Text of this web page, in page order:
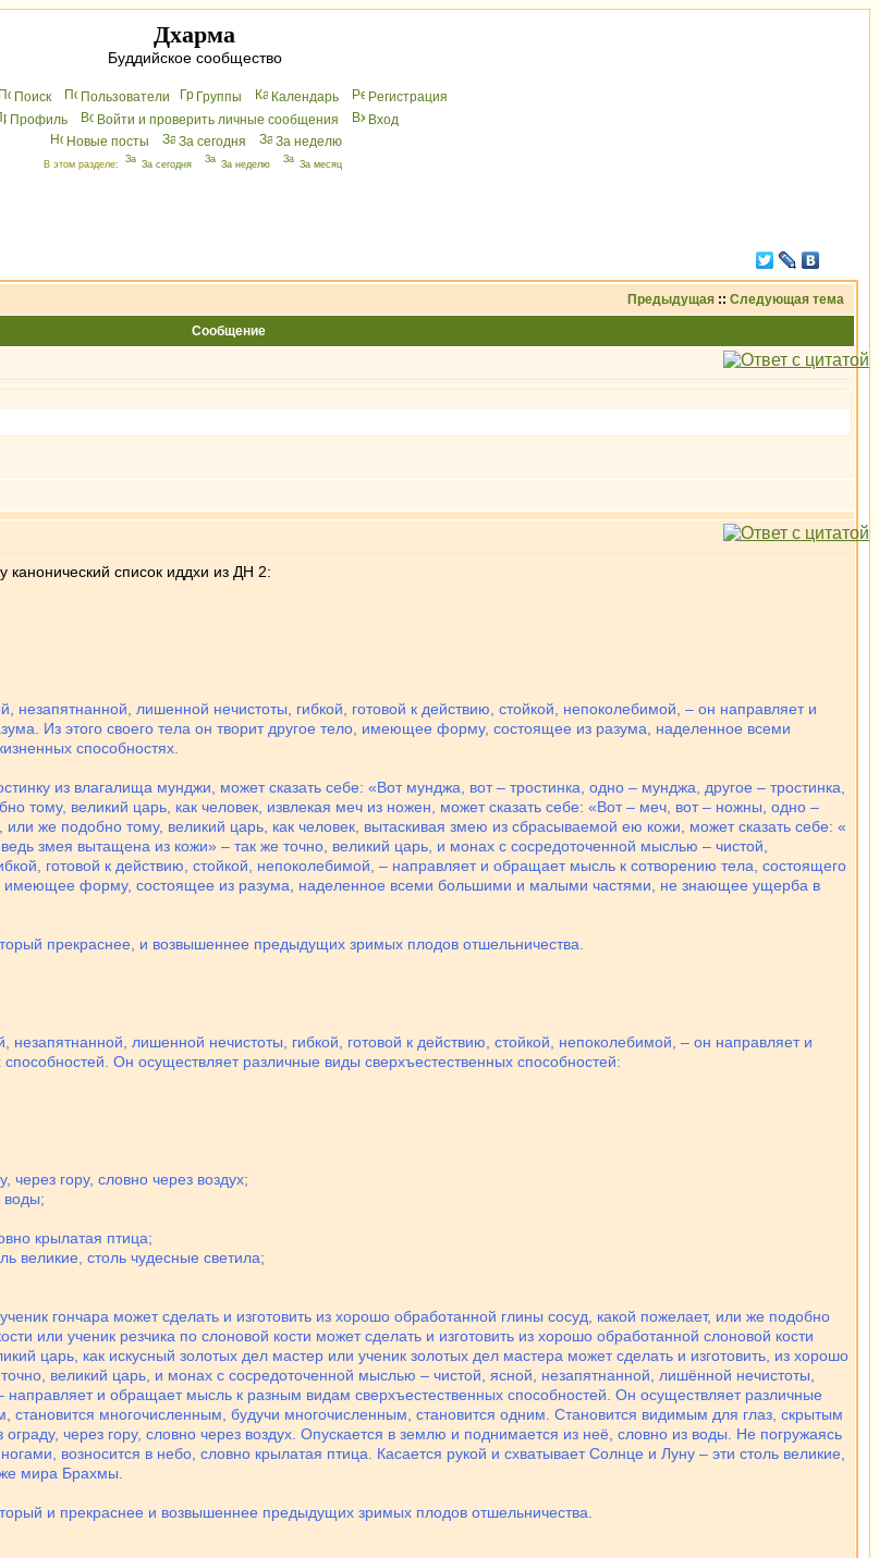
Дхарма
Буддийское сообщество
Поиск Пользователи Группы Календарь
Peгиcтрaция
Профиль
Войти и проверить личные сообщения
Вхoд
Новые посты
За сегодня За неделю
В этом разделе: За сегодня За неделю За месяц
Предыдущая :: Следующая тема
Сообщение
канонический список иддхи из ДН 2:
незапятнанной, лишенной нечистоты, гибкой, готовой к действию, стойкой, непоколебимой, – он направляет и
Из этого своего тела он творит другое тело, имеющее форму, состоящее из разума, наделенное всеми
способностях.
из влагалища мунджи, может сказать себе: «Вот мунджа, вот – тростинка, одно – мунджа, другое – тростинка,
тому, великий царь, как человек, извлекая меч из ножен, может сказать себе: «Вот – меч, вот – ножны, одно –
же подобно тому, великий царь, как человек, вытаскивая змею из сбрасываемой ею кожи, может сказать себе: «
змея вытащена из кожи» – так же точно, великий царь, и монах с сосредоточенной мыслью – чистой,
готовой к действию, стойкой, непоколебимой, – направляет и обращает мысль к сотворению тела, состоящего
имеющее форму, состоящее из разума, наделенное всеми большими и малыми частями, не знающее ущерба в
прекраснее, и возвышеннее предыдущих зримых плодов отшельничества.
лишенной нечистоты, гибкой, готовой к действию, стойкой, непоколебимой, – он направляет и
Он осуществляет различные виды сверхъестественных способностей:
через гору, словно через воздух;
воды;
крылатая птица;
великие, столь чудесные светила;
гончара может сделать и изготовить из хорошо обработанной глины сосуд, какой пожелает, или же подобно
или ученик резчика по слоновой кости может сделать и изготовить из хорошо обработанной слоновой кости
царь, как искусный золотых дел мастер или ученик золотых дел мастера может сделать и изготовить, из хорошо
великий царь, и монах с сосредоточенной мыслью – чистой, ясной, незапятнанной, лишённой нечистоты,
направляет и обращает мысль к разным видам сверхъестественных способностей. Он осуществляет различные
становится многочисленным, будучи многочисленным, становится одним. Становится видимым для глаз, скрытым
ограду, через гору, словно через воздух. Опускается в землю и поднимается из неё, словно из воды. Не погружаясь
возносится в небо, словно крылатая птица. Касается рукой и схватывает Солнце и Луну – эти столь великие,
мира Брахмы.
и прекраснее и возвышеннее предыдущих зримых плодов отшельничества.